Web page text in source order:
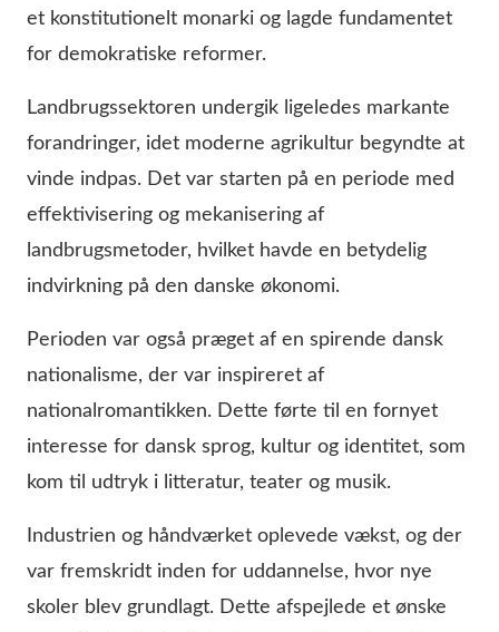
et konstitutionelt monarki og lagde fundamentet
for demokratiske reformer.
Landbrugssektoren undergik ligeledes markante
forandringer, idet moderne agrikultur begyndte at
vinde indpas. Det var starten på en periode med
effektivisering og mekanisering af
landbrugsmetoder, hvilket havde en betydelig
indvirkning på den danske økonomi.
Perioden var også præget af en spirende dansk
nationalisme, der var inspireret af
nationalromantikken. Dette førte til en fornyet
interesse for dansk sprog, kultur og identitet, som
kom til udtryk i litteratur, teater og musik.
Industrien og håndværket oplevede vækst, og der
var fremskridt inden for uddannelse, hvor nye
skoler blev grundlagt. Dette afspejlede et ønske